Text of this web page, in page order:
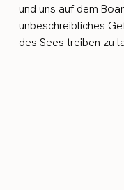
und uns auf dem
unbeschreibliches
des Sees treiben zu